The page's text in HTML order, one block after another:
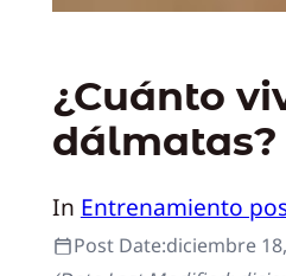
¿Cuánto
dálmatas?
In Entrenamiento
Post Date:diciembre